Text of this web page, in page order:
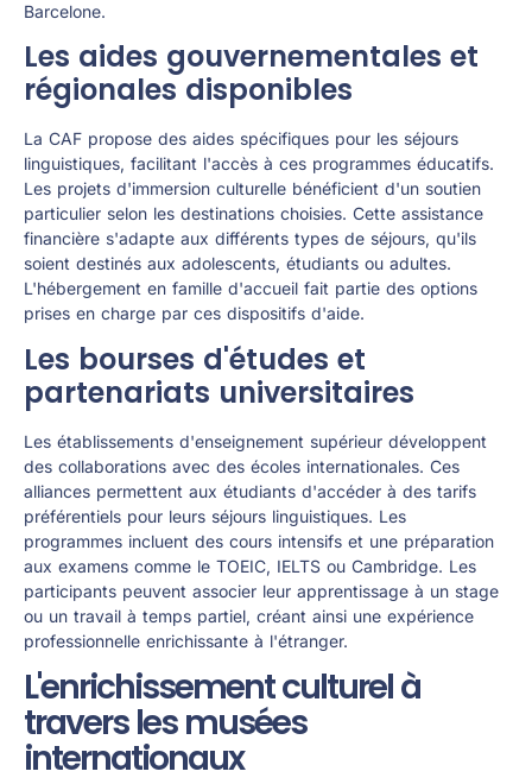
Barcelone.
Les aides gouvernementales et
régionales disponibles
La CAF propose des aides spécifiques pour les séjours
linguistiques, facilitant l'accès à ces programmes éducatifs.
Les projets d'immersion culturelle bénéficient d'un soutien
particulier selon les destinations choisies. Cette assistance
financière s'adapte aux différents types de séjours, qu'ils
soient destinés aux adolescents, étudiants ou adultes.
L'hébergement en famille d'accueil fait partie des options
prises en charge par ces dispositifs d'aide.
Les bourses d'études et
partenariats universitaires
Les établissements d'enseignement supérieur développent
des collaborations avec des écoles internationales. Ces
alliances permettent aux étudiants d'accéder à des tarifs
préférentiels pour leurs séjours linguistiques. Les
programmes incluent des cours intensifs et une préparation
aux examens comme le TOEIC, IELTS ou Cambridge. Les
participants peuvent associer leur apprentissage à un stage
ou un travail à temps partiel, créant ainsi une expérience
professionnelle enrichissante à l'étranger.
L'enrichissement culturel à
travers les musées
internationaux